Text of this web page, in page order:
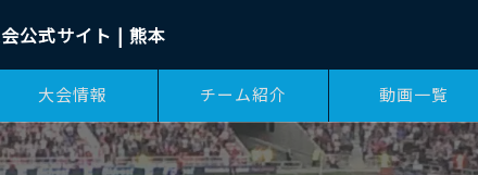
公式サイト | 熊本
大会情報 チーム紹介 動画一覧